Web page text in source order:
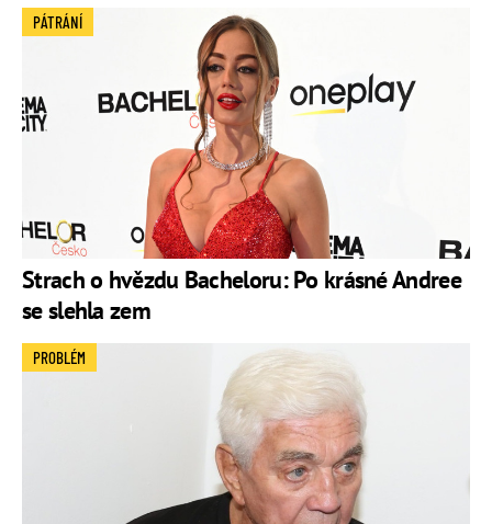
Strach o hvězdu Bacheloru: Po krásné Andree
se slehla zem
PÁTRÁNÍ
PROBLÉM